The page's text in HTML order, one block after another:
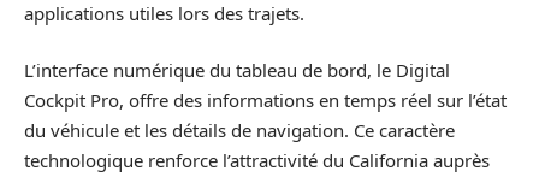
applications utiles lors des trajets.
L’interface numérique du tableau de bord, le Digital
Cockpit Pro, offre des informations en temps réel sur l’état
du véhicule et les détails de navigation. Ce caractère
technologique renforce l’attractivité du California auprès